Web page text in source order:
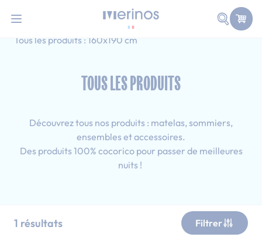
Faire
Accueil
Adulte
Tous les produits : 160x190 cm
TOUS LES PRODUITS
Découvrez tous nos produits : matelas, sommiers,
ensembles et accessoires.
Des produits 100% cocorico pour passer de meilleures
nuits !
1 résultats Filtrer